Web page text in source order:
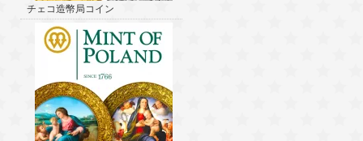
チェコ造幣局コイン